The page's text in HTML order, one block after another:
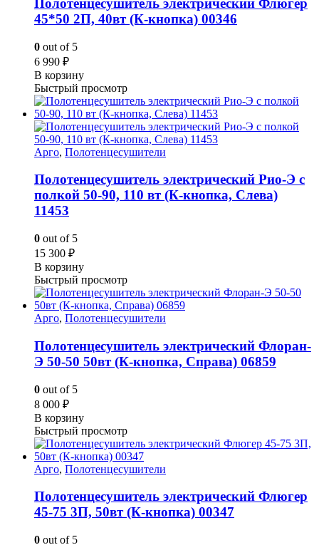
Полотенцесушитель электрический Флюгер
45*50 2П, 40вт (К-кнопка) 00346
0 out of 5
6 990 ₽
В корзину
Быстрый просмотр
Арго, Полотенцесушители
Полотенцесушитель электрический Рио-Э с
полкой 50-90, 110 вт (К-кнопка, Слева)
11453
0 out of 5
15 300 ₽
В корзину
Быстрый просмотр
Арго, Полотенцесушители
Полотенцесушитель электрический Флоран-
Э 50-50 50вт (К-кнопка, Справа) 06859
0 out of 5
8 000 ₽
В корзину
Быстрый просмотр
Арго, Полотенцесушители
Полотенцесушитель электрический Флюгер
45-75 3П, 50вт (К-кнопка) 00347
0 out of 5